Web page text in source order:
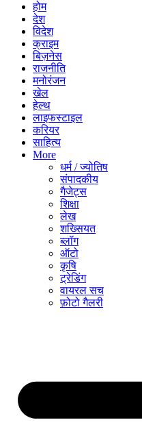
होम
देश
विदेश
क्राइम
बिज़नेस
राजनीति
मनोरंजन
खेल
हेल्थ
लाइफस्टाइल
करियर
साहित्य
More
धर्म / ज्योतिष
संपादकीय
गैजेट्स
शिक्षा
लेख
शख्सियत
ब्लॉग
ऑटो
कृषि
ट्रेडिंग
वायरल सच
फ़ोटो गैलरी